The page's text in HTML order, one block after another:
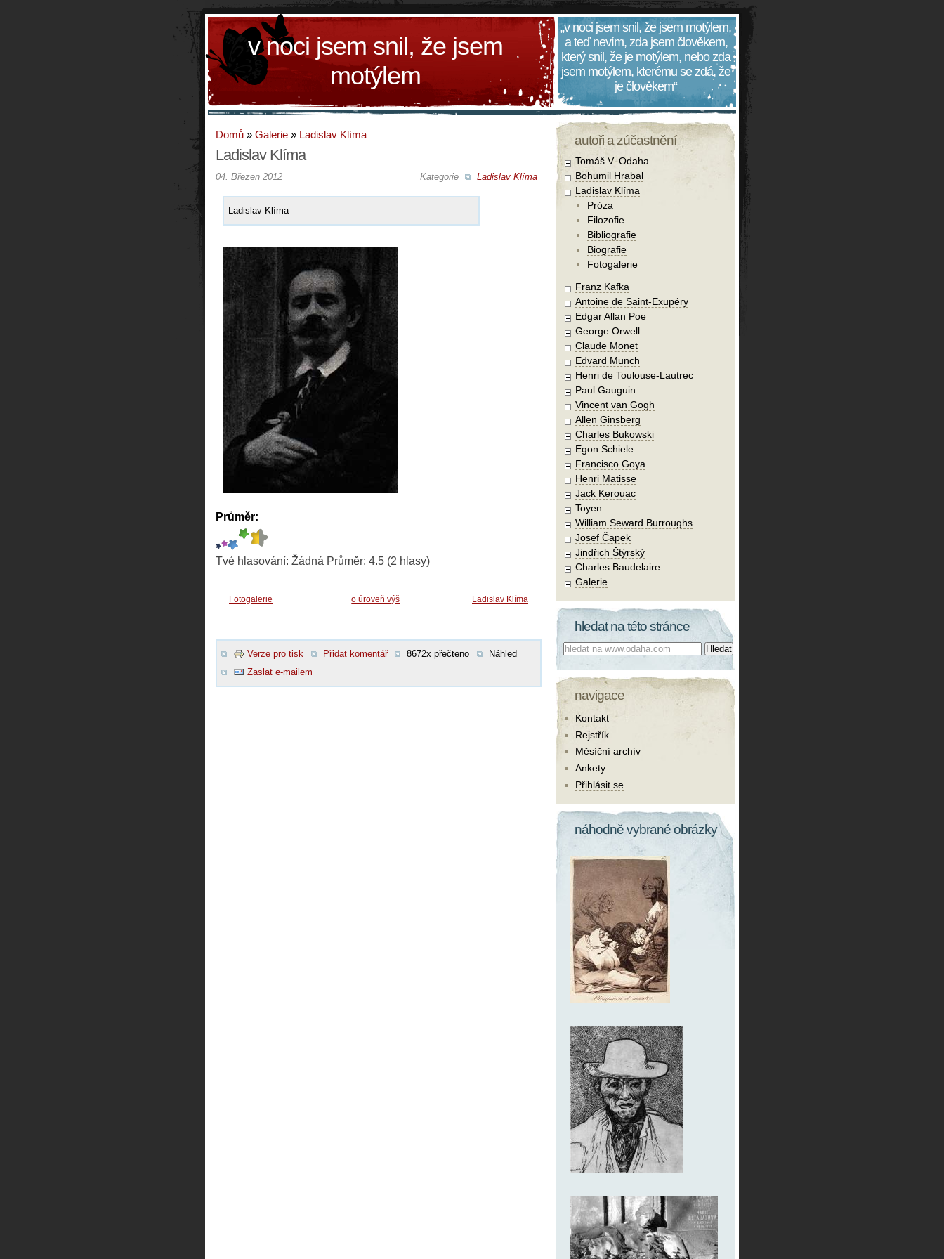
v noci jsem snil, že jsem
motýlem
„v noci jsem snil, že jsem motýlem,
a teď nevím, zda jsem člověkem,
který snil, že je motýlem, nebo zda
jsem motýlem, kterému se zdá, že
je člověkem“
Domů » Galerie » Ladislav Klíma
Ladislav Klíma
Kategorie Ladislav Klíma
04. Březen 2012
Ladislav Klíma
Průměr:
Tvé hlasování: Žádná Průměr: 4.5 (2 hlasy)
Fotogalerie o úroveň výš Ladislav Klíma
Verze pro tisk Přidat komentář 8672x přečteno
Náhled
Zaslat e-mailem
autoři a zúčastnění
Tomáš V. Odaha
Bohumil Hrabal
Ladislav Klíma
Próza
Filozofie
Bibliografie
Biografie
Fotogalerie
Franz Kafka
Antoine de Saint-Exupéry
Edgar Allan Poe
George Orwell
Claude Monet
Edvard Munch
Henri de Toulouse-Lautrec
Paul Gauguin
Vincent van Gogh
Allen Ginsberg
Charles Bukowski
Egon Schiele
Francisco Goya
Henri Matisse
Jack Kerouac
Toyen
William Seward Burroughs
Josef Čapek
Jindřich Štýrský
Charles Baudelaire
Galerie
hledat na této stránce
Co hledat:
navigace
Kontakt
Rejstřík
Měsíční archív
Ankety
Přihlásit se
náhodně vybrané obrázky